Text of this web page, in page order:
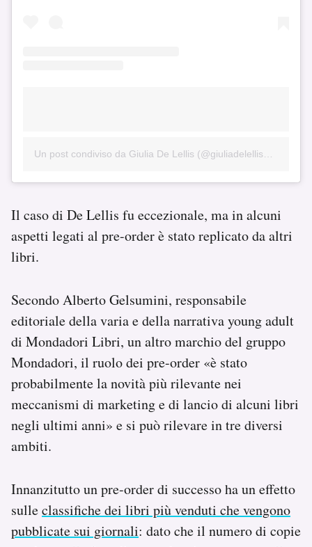
Il caso di De Lellis fu eccezionale, ma in alcuni
aspetti legati al pre-order è stato replicato da altri
libri.
Secondo Alberto Gelsumini, responsabile
editoriale della varia e della narrativa young adult
di Mondadori Libri, un altro marchio del gruppo
Mondadori, il ruolo dei pre-order «è stato
probabilmente la novità più rilevante nei
meccanismi di marketing e di lancio di alcuni libri
negli ultimi anni» e si può rilevare in tre diversi
ambiti.
Innanzitutto un pre-order di successo ha un effetto
sulleclassifiche dei libri più venduti che vengono
pubblicate sui giornali: dato che il numero di copie